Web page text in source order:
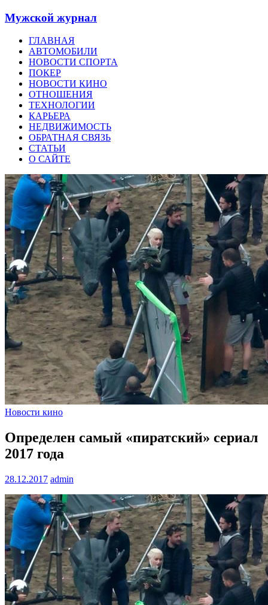
Мужской журнал
ГЛАВНАЯ
АВТОМОБИЛИ
НОВОСТИ СПОРТА
ПОКЕР
НОВОСТИ КИНО
ОТНОШЕНИЯ
ТЕХНОЛОГИИ
КАРЬЕРА
НЕДВИЖИМОСТЬ
ОБРАТНАЯ СВЯЗЬ
СТАТЬИ
О САЙТЕ
Новости кино
Определен самый «пиратский» сериал
2017 года
28.12.2017 admin